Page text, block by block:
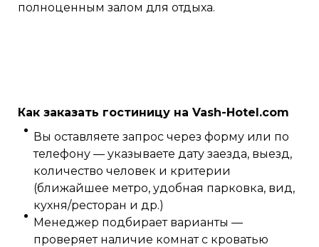
полноценным залом для отдыха.
Как заказать гостиницу на Vash-Hotel.com
Вы оставляете запрос через форму или по
телефону — указываете дату заезда, выезд,
количество человек и критерии
(ближайшее метро, удобная парковка, вид,
кухня/ресторан и др.)
Менеджер подбирает варианты —
проверяет наличие комнат с кроватью